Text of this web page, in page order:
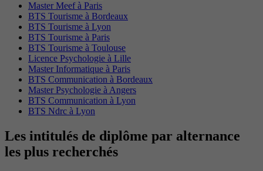
Master Meef à Paris
BTS Tourisme à Bordeaux
BTS Tourisme à Lyon
BTS Tourisme à Paris
BTS Tourisme à Toulouse
Licence Psychologie à Lille
Master Informatique à Paris
BTS Communication à Bordeaux
Master Psychologie à Angers
BTS Communication à Lyon
BTS Ndrc à Lyon
Les intitulés de diplôme par alternance
les plus recherchés